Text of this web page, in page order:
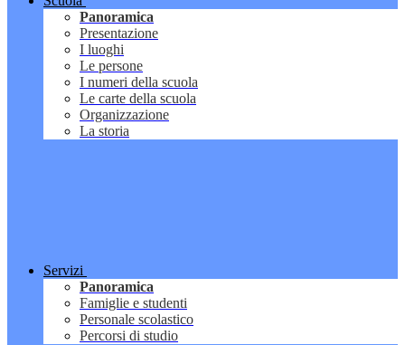
Panoramica
Presentazione
I luoghi
Le persone
I numeri della scuola
Le carte della scuola
Organizzazione
La storia
Servizi
Panoramica
Famiglie e studenti
Personale scolastico
Percorsi di studio